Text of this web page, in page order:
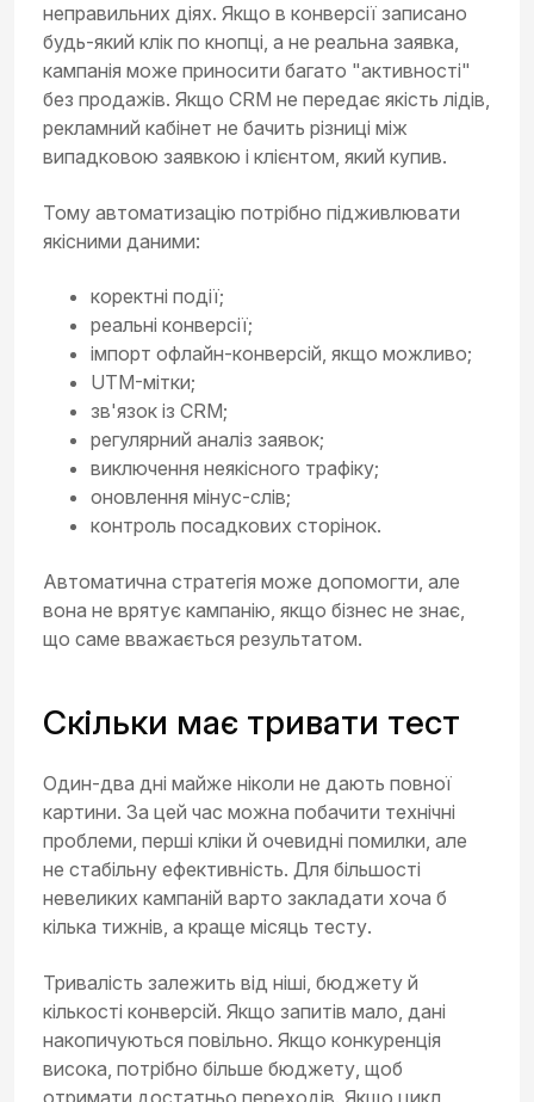
неправильних діях. Якщо в конверсії записано
будь-який клік по кнопці, а не реальна заявка,
кампанія може приносити багато "активності"
без продажів. Якщо CRM не передає якість лідів,
рекламний кабінет не бачить різниці між
випадковою заявкою і клієнтом, який купив.
Тому автоматизацію потрібно підживлювати
якісними даними:
коректні події;
реальні конверсії;
імпорт офлайн-конверсій, якщо можливо;
UTM-мітки;
зв'язок із CRM;
регулярний аналіз заявок;
виключення неякісного трафіку;
оновлення мінус-слів;
контроль посадкових сторінок.
Автоматична стратегія може допомогти, але
вона не врятує кампанію, якщо бізнес не знає,
що саме вважається результатом.
Скільки має тривати тест
Один-два дні майже ніколи не дають повної
картини. За цей час можна побачити технічні
проблеми, перші кліки й очевидні помилки, але
не стабільну ефективність. Для більшості
невеликих кампаній варто закладати хоча б
кілька тижнів, а краще місяць тесту.
Тривалість залежить від ніші, бюджету й
кількості конверсій. Якщо запитів мало, дані
накопичуються повільно. Якщо конкуренція
висока, потрібно більше бюджету, щоб
отримати достатньо переходів. Якщо цикл